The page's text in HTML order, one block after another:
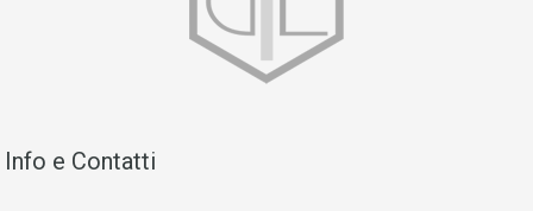
Info e Contatti